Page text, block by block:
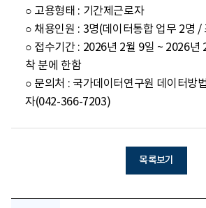
○ 고용형태 : 기간제근로자
○ 채용인원 : 3명(데이터통합 업무 2명 /
○ 접수기간 : 2026년 2월 9일 ~ 2026년
착 분에 한함
○ 문의처 : 국가데이터연구원 데이터방
자(042-366-7203)
목록보기